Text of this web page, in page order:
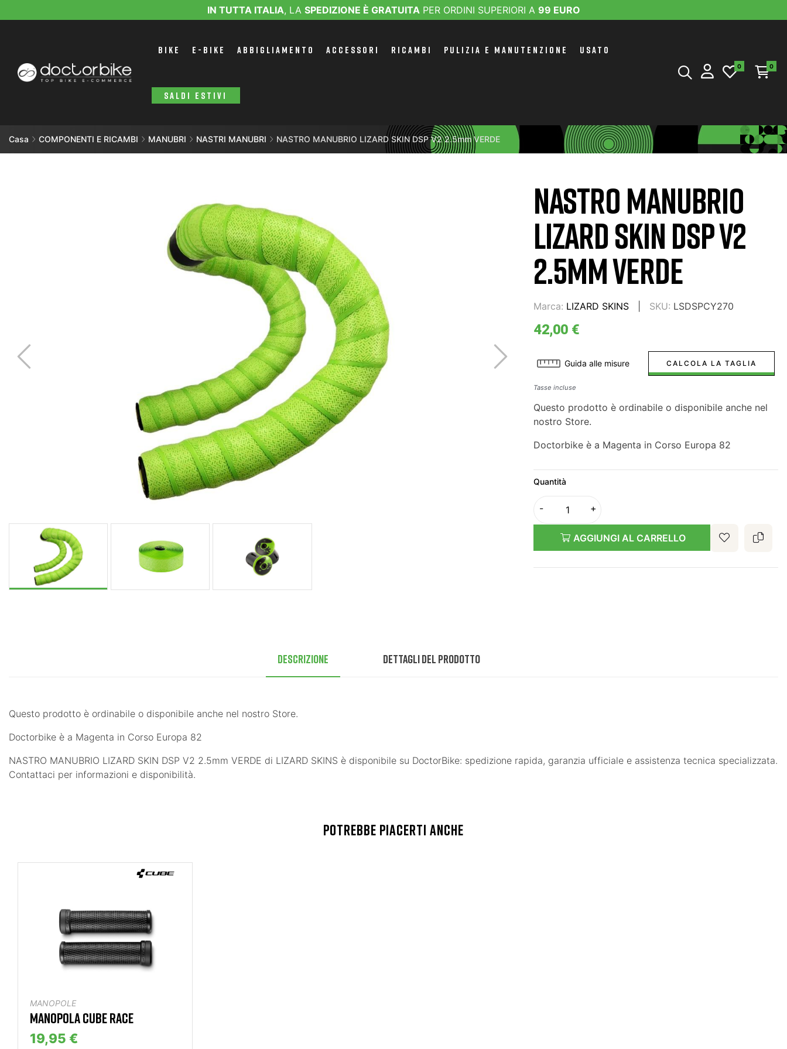
IN TUTTA ITALIA, LA SPEDIZIONE È GRATUITAPER ORDINI SUPERIORI A 99 EURO
BIKE E-BIKE ABBIGLIAMENTO ACCESSORI RICAMBI PULIZIA E MANUTENZIONE USATO
SALDI ESTIVI
0 0
Casa COMPONENTI E RICAMBI MANUBRI NASTRI MANUBRI NASTRO MANUBRIO LIZARD SKIN DSP V2 2.5mm VERDE
NASTRO MANUBRIO
LIZARD SKIN DSP V2
2.5MM VERDE
Marca: LIZARD SKINS SKU: LSDSPCY270
42,00 €
Guida alle misure CALCOLA LA TAGLIA
Tasse incluse
Questo prodotto è ordinabile o disponibile anche nel
nostro Store.
Doctorbike è a Magenta in Corso Europa 82
Quantità
AGGIUNGI AL CARRELLO
Descrizione Dettagli del prodotto
Questo prodotto è ordinabile o disponibile anche nel nostro Store.
Doctorbike è a Magenta in Corso Europa 82
NASTRO MANUBRIO LIZARD SKIN DSP V2 2.5mm VERDE di LIZARD SKINS è disponibile su DoctorBike: spedizione rapida, garanzia ufficiale e assistenza tecnica specializzata.
Contattaci per informazioni e disponibilità.
POTREBBE PIACERTI ANCHE
MANOPOLE
MANOPOLA CUBE RACE
19,95 €